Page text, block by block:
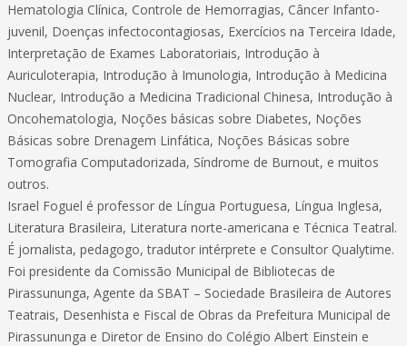
Hematologia Clínica, Controle de Hemorragias, Câncer Infanto-
juvenil, Doenças infectocontagiosas, Exercícios na Terceira Idade,
Interpretação de Exames Laboratoriais, Introdução à
Auriculoterapia, Introdução à Imunologia, Introdução à Medicina
Nuclear, Introdução a Medicina Tradicional Chinesa, Introdução à
Oncohematologia, Noções básicas sobre Diabetes, Noções
Básicas sobre Drenagem Linfática, Noções Básicas sobre
Tomografia Computadorizada, Síndrome de Burnout, e muitos
outros.
Israel Foguel é professor de Língua Portuguesa, Língua Inglesa,
Literatura Brasileira, Literatura norte-americana e Técnica Teatral.
É jornalista, pedagogo, tradutor intérprete e Consultor Qualytime.
Foi presidente da Comissão Municipal de Bibliotecas de
Pirassununga, Agente da SBAT – Sociedade Brasileira de Autores
Teatrais, Desenhista e Fiscal de Obras da Prefeitura Municipal de
Pirassununga e Diretor de Ensino do Colégio Albert Einstein e